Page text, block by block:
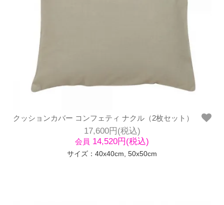
クッションカバー コンフェティ ナクル（2枚セット）
17,600円(税込)
会員 14,520円(税込)
サイズ：40x40cm, 50x50cm